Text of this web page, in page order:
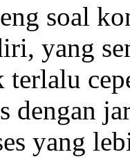
soal
yang
terlalu
dengan
yang